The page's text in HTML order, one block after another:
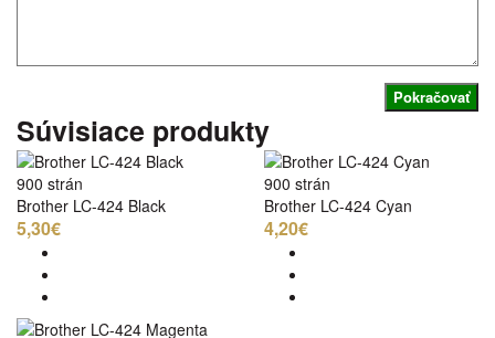
Pokračovať
Súvisiace produkty
900 strán
Brother LC-424 Black
5,30€
900 strán
Brother LC-424 Cyan
4,20€